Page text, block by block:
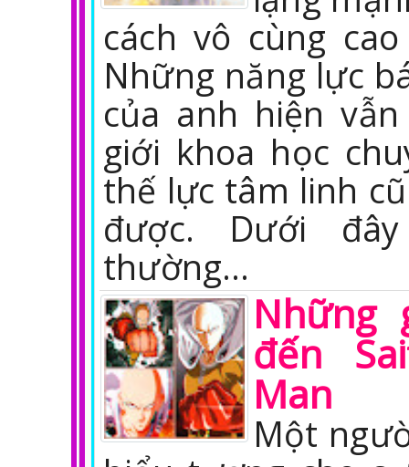
cách vô cùng
Những năng lực
của anh hiện
giới khoa học
thế lực tâm linh
được. Dưới
thường…
Những
đến
Man
Một